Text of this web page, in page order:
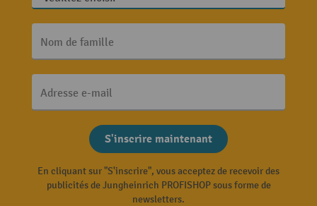
Nom de famille
Adresse e-mail
S'inscrire maintenant
En cliquant sur "S'inscrire", vous acceptez de recevoir des
publicités de Jungheinrich PROFISHOP sous forme de
newsletters.